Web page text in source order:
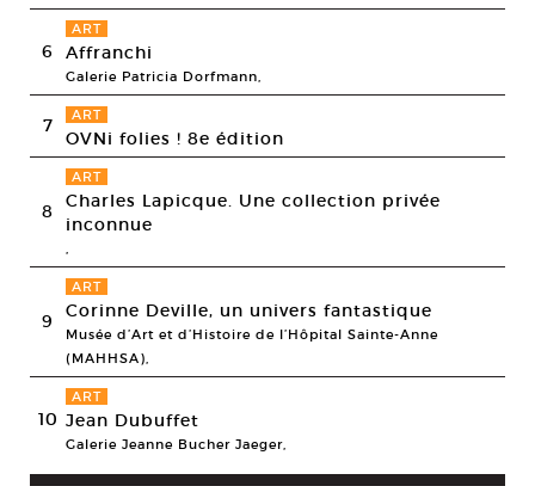
6
ART
Affranchi
Galerie Patricia Dorfmann,
7 ART
OVNi folies ! 8e édition
8
ART
Charles Lapicque. Une collection privée
inconnue
,
9
ART
Corinne Deville, un univers fantastique
Musée d’Art et d’Histoire de l’Hôpital Sainte-Anne
(MAHHSA),
10
ART
Jean Dubuffet
Galerie Jeanne Bucher Jaeger,